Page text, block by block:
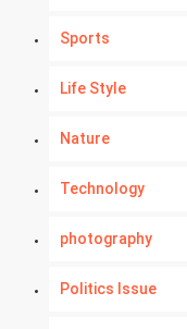
Sports
Life Style
Nature
Technology
photography
Politics Issue